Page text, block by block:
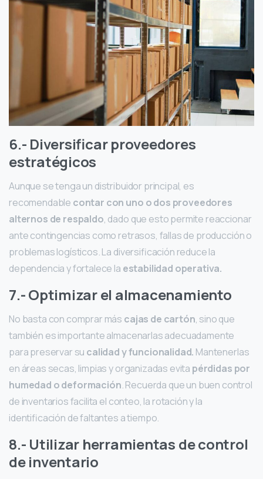
6.- Diversificar proveedores
estratégicos
Aunque se tenga un distribuidor principal, es
recomendable contar con uno o dos proveedores
alternos de respaldo, dado que esto permite reaccionar
ante contingencias como retrasos, fallas de producción o
problemas logísticos. La diversificación reduce la
dependencia y fortalece la estabilidad operativa.
7.- Optimizar el almacenamiento
No basta con comprar más cajas de cartón, sino que
también es importante almacenarlas adecuadamente
para preservar su calidad y funcionalidad. Mantenerlas
en áreas secas, limpias y organizadas evita pérdidas por
humedad o deformación. Recuerda que un buen control
de inventarios facilita el conteo, la rotación y la
identificación de faltantes a tiempo.
8.- Utilizar herramientas de control
de inventario